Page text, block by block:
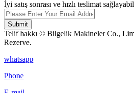
İyi satış sonrası ve hızlı teslimat
Submit
Telif hakkı © Bilgelik Makineler Co.,
Rezerve.
whatsapp
Phone